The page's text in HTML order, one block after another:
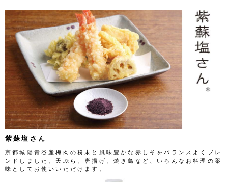
紫蘇塩さん
京都城陽青谷産梅肉の粉末と風味豊かな赤しそをバランスよくブレ
ンドしました。天ぷら、唐揚げ、焼き鳥など、いろんなお料理の薬
味としてお使いいただけます。